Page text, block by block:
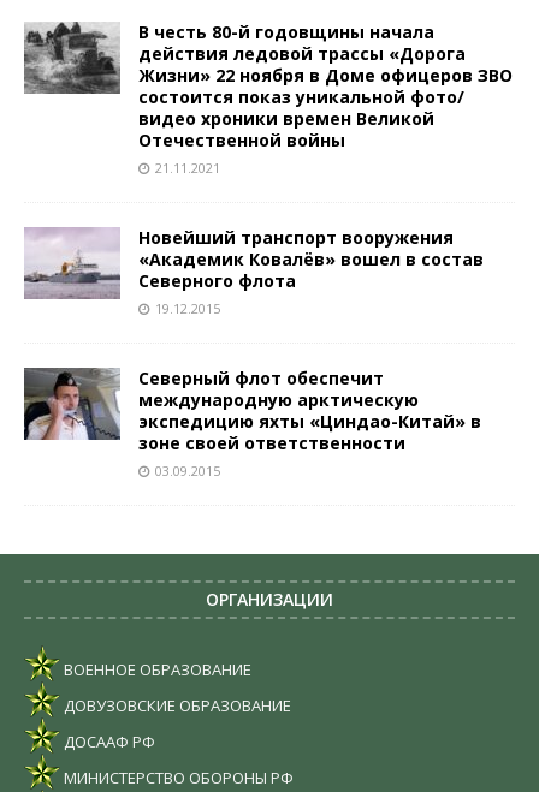
В честь 80-й годовщины начала
действия ледовой трассы «Дорога
Жизни» 22 ноября в Доме офицеров ЗВО
состоится показ уникальной фото/
видео хроники времен Великой
Отечественной войны
21.11.2021
Новейший транспорт вооружения
«Академик Ковалёв» вошел в состав
Северного флота
19.12.2015
Северный флот обеспечит
международную арктическую
экспедицию яхты «Циндао-Китай» в
зоне своей ответственности
03.09.2015
ОРГАНИЗАЦИИ
ВОЕННОЕ ОБРАЗОВАНИЕ
ДОВУЗОВСКИЕ ОБРАЗОВАНИЕ
ДОСААФ РФ
МИНИСТЕРСТВО ОБОРОНЫ РФ